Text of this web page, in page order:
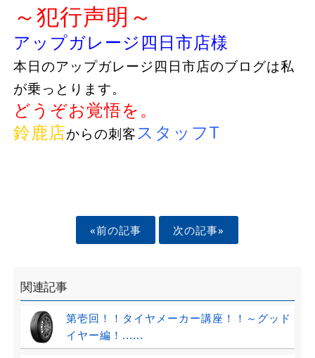
～犯行声明～
アップガレージ四日市店様
本日のアップガレージ四日市店のブログは私
が乗っとります。
どうぞお覚悟を。
鈴鹿店からの刺客スタッフT
«前の記事 次の記事»
関連記事
第壱回！！タイヤメーカー講座！！～グッド
イヤー編！......